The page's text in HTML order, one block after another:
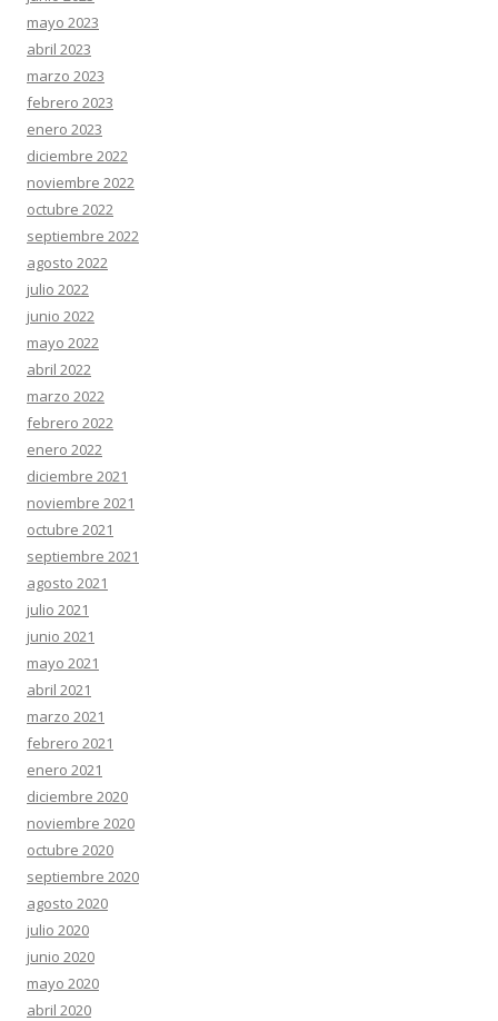
mayo 2023
abril 2023
marzo 2023
febrero 2023
enero 2023
diciembre 2022
noviembre 2022
octubre 2022
septiembre 2022
agosto 2022
julio 2022
junio 2022
mayo 2022
abril 2022
marzo 2022
febrero 2022
enero 2022
diciembre 2021
noviembre 2021
octubre 2021
septiembre 2021
agosto 2021
julio 2021
junio 2021
mayo 2021
abril 2021
marzo 2021
febrero 2021
enero 2021
diciembre 2020
noviembre 2020
octubre 2020
septiembre 2020
agosto 2020
julio 2020
junio 2020
mayo 2020
abril 2020